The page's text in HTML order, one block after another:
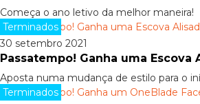
Começa o ano letivo da melhor maneira!
Terminados
30 setembro 2021
Passatempo! Ganha uma Escova
Aposta numa mudança de estilo para o
Terminados